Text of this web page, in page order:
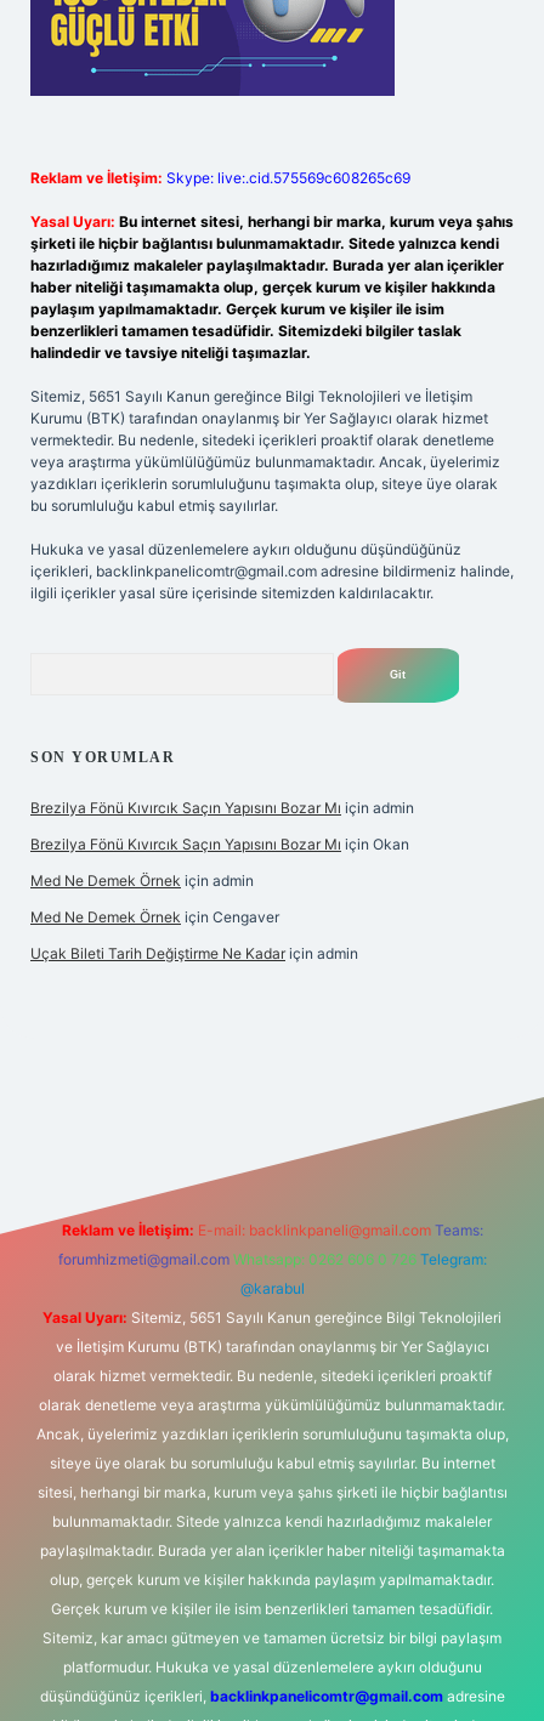
Reklam ve İletişim: Skype: live:.cid.575569c608265c69
Yasal Uyarı: Bu internet sitesi, herhangi bir marka, kurum veya şahıs
şirketi ile hiçbir bağlantısı bulunmamaktadır. Sitede yalnızca kendi
hazırladığımız makaleler paylaşılmaktadır. Burada yer alan içerikler
haber niteliği taşımamakta olup, gerçek kurum ve kişiler hakkında
paylaşım yapılmamaktadır. Gerçek kurum ve kişiler ile isim
benzerlikleri tamamen tesadüfidir. Sitemizdeki bilgiler taslak
halindedir ve tavsiye niteliği taşımazlar.
Sitemiz, 5651 Sayılı Kanun gereğince Bilgi Teknolojileri ve İletişim
Kurumu (BTK) tarafından onaylanmış bir Yer Sağlayıcı olarak hizmet
vermektedir. Bu nedenle, sitedeki içerikleri proaktif olarak denetleme
veya araştırma yükümlülüğümüz bulunmamaktadır. Ancak, üyelerimiz
yazdıkları içeriklerin sorumluluğunu taşımakta olup, siteye üye olarak
bu sorumluluğu kabul etmiş sayılırlar.
Hukuka ve yasal düzenlemelere aykırı olduğunu düşündüğünüz
içerikleri, backlinkpanelicomtr@gmail.com adresine bildirmeniz halinde,
ilgili içerikler yasal süre içerisinde sitemizden kaldırılacaktır.
SON YORUMLAR
Brezilya Fönü Kıvırcık Saçın Yapısını Bozar Mı için admin
Brezilya Fönü Kıvırcık Saçın Yapısını Bozar Mı için Okan
Med Ne Demek Örnek için admin
Med Ne Demek Örnek için Cengaver
Uçak Bileti Tarih Değiştirme Ne Kadar için admin
Reklam ve İletişim: E-mail: backlinkpaneli@gmail.com Teams:
forumhizmeti@gmail.com Whatsapp: 0262 606 0 726 Telegram:
@karabul
Yasal Uyarı: Sitemiz, 5651 Sayılı Kanun gereğince Bilgi Teknolojileri
ve İletişim Kurumu (BTK) tarafından onaylanmış bir Yer Sağlayıcı
olarak hizmet vermektedir. Bu nedenle, sitedeki içerikleri proaktif
olarak denetleme veya araştırma yükümlülüğümüz bulunmamaktadır.
Ancak, üyelerimiz yazdıkları içeriklerin sorumluluğunu taşımakta olup,
siteye üye olarak bu sorumluluğu kabul etmiş sayılırlar. Bu internet
sitesi, herhangi bir marka, kurum veya şahıs şirketi ile hiçbir bağlantısı
bulunmamaktadır. Sitede yalnızca kendi hazırladığımız makaleler
paylaşılmaktadır. Burada yer alan içerikler haber niteliği taşımamakta
olup, gerçek kurum ve kişiler hakkında paylaşım yapılmamaktadır.
Gerçek kurum ve kişiler ile isim benzerlikleri tamamen tesadüfidir.
Sitemiz, kar amacı gütmeyen ve tamamen ücretsiz bir bilgi paylaşım
platformudur. Hukuka ve yasal düzenlemelere aykırı olduğunu
düşündüğünüz içerikleri, backlinkpanelicomtr@gmail.comadresine